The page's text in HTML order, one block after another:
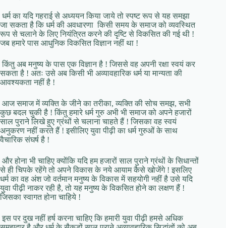
धर्म का यदि गहराई से अध्ययन किया जाये तो स्पष्ट रूप से यह समझा
जा सकता है कि धर्म की अवधारणा किसी समय के समाज को व्यवस्थित
रूप से चलाने के लिए नियंत्रित करने की दृष्टि से विकसित की गई थी !
जब हमारे पास आधुनिक विकसित विज्ञान नहीं था !
किंतु अब मनुष्य के पास एक विज्ञान है ! जिससे वह अपनी रक्षा स्वयं कर
सकता है ! अतः उसे अब किसी भी अव्यावहारिक धर्म या मान्यता की
आवश्यकता नहीं है !
आज समाज में व्यक्ति के जीने का तरीका, व्यक्ति की सोच समझ, सभी
कुछ बदल चुकी है ! किंतु हमारे धर्म गुरु अभी भी समाज को अपने हजारों
साल पुराने लिखे हुए ग्रंथों से चलाना चाहते हैं ! जिसका वह स्वयं
अनुकरण नहीं करते हैं ! इसीलिए युवा पीढ़ी का धर्म गुरुओं के साथ
वैचारिक संघर्ष है !
और होना भी चाहिए क्योंकि यदि हम हजारों साल पुराने ग्रंथों के सिधान्तों
से ही चिपके रहेंगे तो अपने विकास के नये आयाम कैसे खोजेंगे ! इसलिए
धर्म का वह अंश जो वर्तमान मनुष्य के विकास में सहयोगी नहीं है उसे यदि
युवा पीढ़ी नाकर रही है, तो यह मनुष्य के विकसित होने का लक्षण हैं !
जिसका स्वागत होना चाहिये !
इस पर दुख नहीं हर्ष करना चाहिए कि हमारी युवा पीढ़ी हमसे अधिक